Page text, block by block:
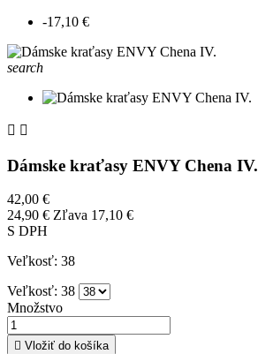
-17,10 €
search
 
Dámske kraťasy ENVY Chena IV.
42,00 €
24,90 € Zľava 17,10 €
S DPH
Veľkosť: 38
Veľkosť: 38
Množstvo
 Vložiť do košíka